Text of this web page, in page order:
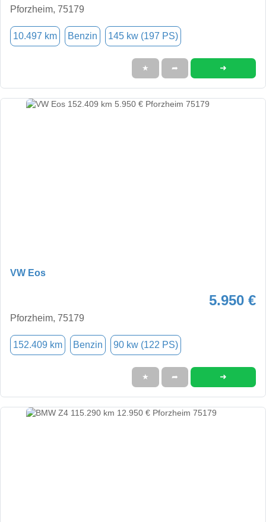
Pforzheim, 75179
10.497 km Benzin 145 kw (197 PS)
★ ➦ ➜
VW Eos
5.950 €
Pforzheim, 75179
152.409 km Benzin 90 kw (122 PS)
★ ➦ ➜